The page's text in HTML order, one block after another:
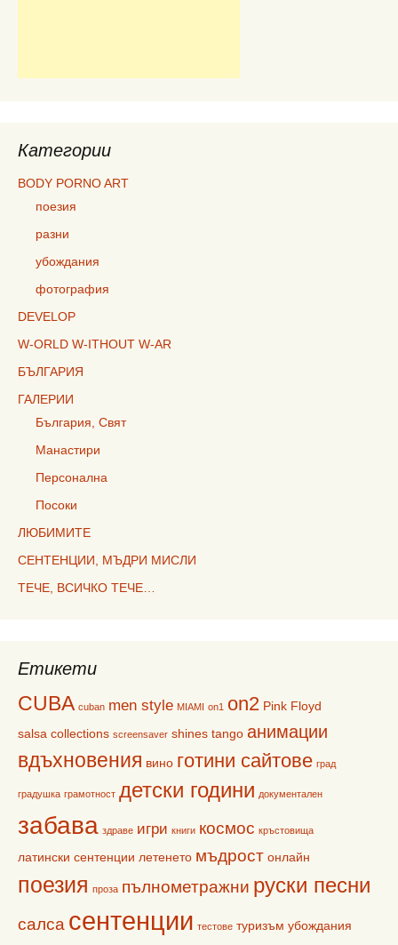
Категории
BODY PORNO ART
поезия
разни
убождания
фотография
DEVELOP
W-ORLD W-ITHOUT W-AR
БЪЛГАРИЯ
ГАЛЕРИИ
България, Свят
Манастири
Персонална
Посоки
ЛЮБИМИТЕ
СЕНТЕНЦИИ, МЪДРИ МИСЛИ
ТЕЧЕ, ВСИЧКО ТЕЧЕ…
Етикети
CUBA cuban men style MIAMI on1 on2 Pink Floyd
salsa collections screensaver shines tango анимации
вдъхновения вино готини сайтове град
градушка грамотност детски години документален
забава здраве игри книги космос кръстовища
латински сентенции летенето мъдрост онлайн
поезия проза пълнометражни руски песни
салса сентенции тестове туризъм убождания